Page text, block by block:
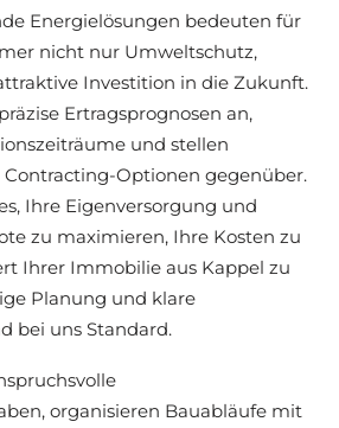
Energielösungen bedeuten für
nicht nur Umweltschutz,
Investition in die Zukunft.
Ertragsprognosen an,
und stellen
Optionen gegenüber.
Ihre Eigenversorgung und
zu maximieren, Ihre Kosten zu
Ihrer Immobilie aus Kappel zu
Planung und klare
bei uns Standard.
organisieren Bauabläufe mit